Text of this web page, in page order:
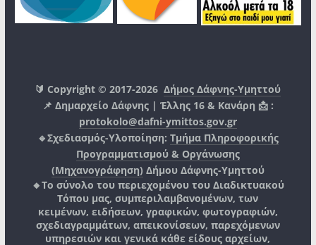
🔰 Copyright © 2017-2026Δήμος Δάφνης-Υμηττού
📌 Δημαρχείο Δάφνης | Έλλης 16 & Κανάρη 📩 :
protokolo@dafni-ymittos.gov.gr
🔹Σχεδιασμός-Υλοποίηση: Τμήμα Πληροφορικής
Προγραμματισμού & Οργάνωσης
(Μηχανογράφηση) Δήμου Δάφνης-Υμηττού
🔸Το σύνολο του περιεχομένου του Διαδικτυακού
Τόπου μας, συμπεριλαμβανομένων, των
κειμένων, ειδήσεων, γραφικών, φωτογραφιών,
σχεδιαγραμμάτων, απεικονίσεων, παρεχόμενων
υπηρεσιών και γενικά κάθε είδους αρχείων,